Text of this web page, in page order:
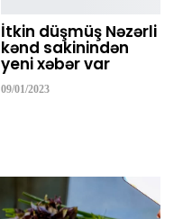
İtkin düşmüş Nəzərli
kənd sakinindən
yeni xəbər var
09/01/2023